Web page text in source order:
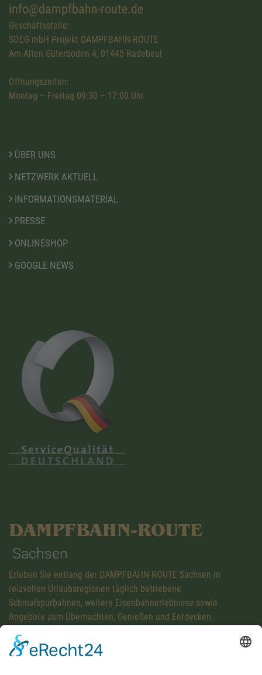
info@dampfbahn-route.de
Geschäftsstelle:
SOEG mbH Projekt DAMPFBAHN-ROUTE
Am Alten Güterboden 4, 01445 Radebeul
Öffnungszeiten:
Montag – Freitag 09:30 – 17:00 Uhr
ÜBER UNS
NETZWERK AKTUELL
INFORMATIONSMATERIAL
PRESSE
ONLINESHOP
GOOGLE NEWS
DAMPFBAHN-ROUTE
Sachsen
Erleben Sie entlang der DAMPFBAHN-ROUTE Sachsen in
reizvollen Urlaubsregionen täglich betriebene
Schmalspurbahnen, weitere Eisenbahnerlebnisse sowie
Angebote zum Übernachten, Genießen und Entdecken.